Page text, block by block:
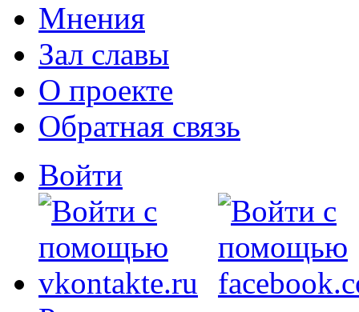
Мнения
Зал славы
О проекте
Обратная связь
Войти